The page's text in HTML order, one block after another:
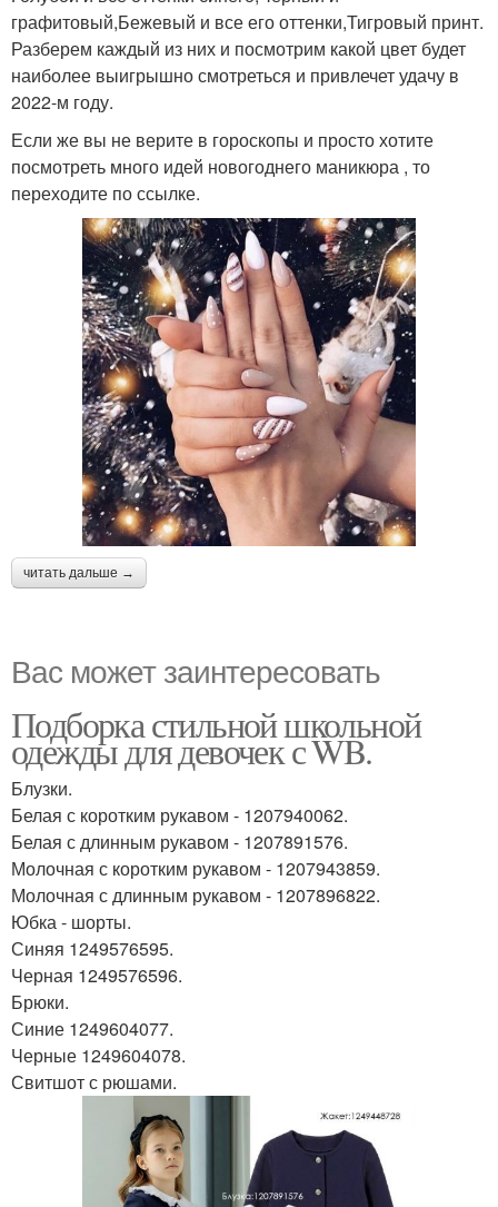
графитовый,Бежевый и все его оттенки,Тигровый принт.
Разберем каждый из них и посмотрим какой цвет будет
наиболее выигрышно смотреться и привлечет удачу в
2022-м году.
Если же вы не верите в гороскопы и просто хотите
посмотреть много идей новогоднего маникюра , то
переходите по ссылке.
читать дальше →
Вас может заинтересовать
Подборка стильной школьной
одежды для девочек с WB.
Блузки.
Белая с коротким рукавом - 1207940062.
Белая с длинным рукавом - 1207891576.
Молочная с коротким рукавом - 1207943859.
Молочная с длинным рукавом - 1207896822.
Юбка - шорты.
Синяя 1249576595.
Черная 1249576596.
Брюки.
Синие 1249604077.
Черные 1249604078.
Свитшот с рюшами.